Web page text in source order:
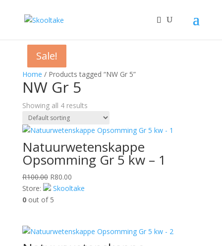
Home / Products tagged “NW Gr 5”
NW Gr 5
Showing all 4 results
Sale!
Natuurwetenskappe
Opsomming Gr 5 kw – 1
R100.00 Original
price
was:
R80.00Current
price
Store:
Skooltake
0out of 5
Sale!
Sale!
Sale!